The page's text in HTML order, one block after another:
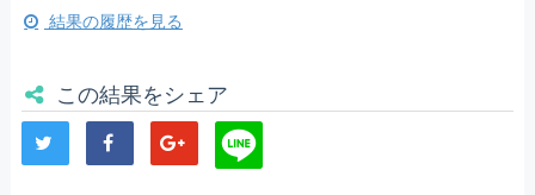
結果の履歴を見る
この結果をシェア